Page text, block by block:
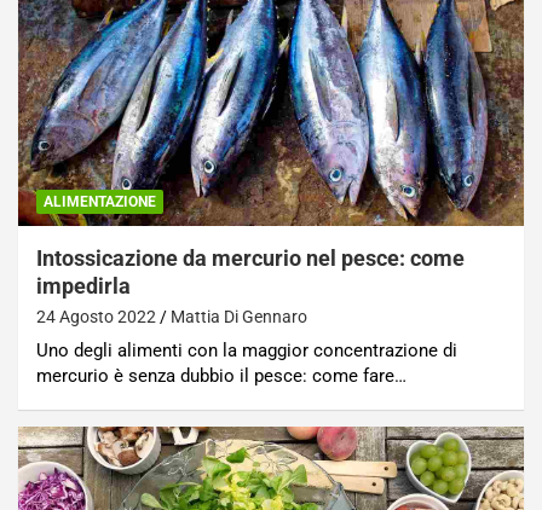
ALIMENTAZIONE
Intossicazione da mercurio nel pesce: come
impedirla
24 Agosto 2022 Mattia Di Gennaro
Uno degli alimenti con la maggior concentrazione di
mercurio è senza dubbio il pesce: come fare…